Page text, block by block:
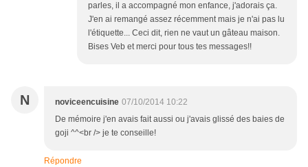
parles, il a accompagné mon enfance, j'adorais ça.
J'en ai remangé assez récemment mais je n'ai pas lu
l'étiquette... Ceci dit, rien ne vaut un gâteau maison.
Bises Veb et merci pour tous tes messages!!
N noviceencuisine 07/10/2014 10:22
De mémoire j'en avais fait aussi ou j'avais glissé des baies de
goji ^^<br /> je te conseille!
Répondre